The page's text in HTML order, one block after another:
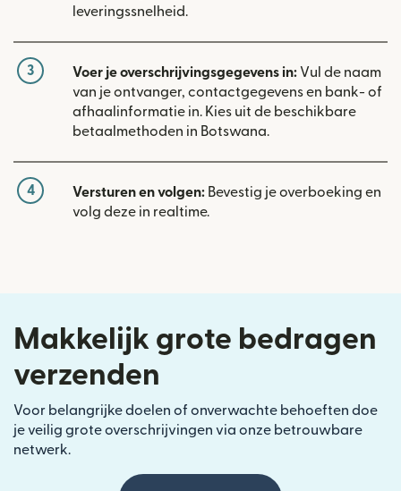
leveringssnelheid.
3 Voer je overschrijvingsgegevens in: Vul de naam
van je ontvanger, contactgegevens en bank- of
afhaalinformatie in. Kies uit de beschikbare
betaalmethoden in Botswana.
4 Versturen en volgen: Bevestig je overboeking en
volg deze in realtime.
Makkelijk grote bedragen
verzenden
Voor belangrijke doelen of onverwachte behoeften doe
je veilig grote overschrijvingen via onze betrouwbare
netwerk.